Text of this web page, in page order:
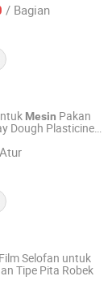
/ Bagian
2021
Mesin Pakan
Dough Plasticine
LTD.
2017
Selofan untuk
Tipe Pita Robek